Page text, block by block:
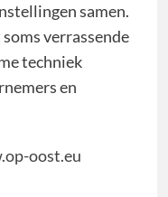
samen.
verrassende
techniek
en
oost.eu